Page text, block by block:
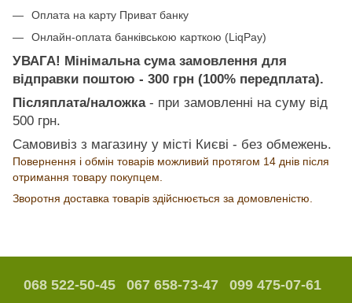
Оплата на карту Приват банку
Онлайн-оплата банківською карткою (LiqPay)
УВАГА! Мінімальна сума замовлення для
відправки поштою - 300 грн (100% передплата).
Післяплата/наложка- при замовленні на суму від
500 грн.
Самовивіз з магазину у місті Києві - без обмежень.
Повернення і обмін товарів можливий протягом 14 днів після
отримання товару покупцем.
Зворотня доставка товарів здійснюється за домовленістю.
068 522-50-45 067 658-73-47
099 475-07-61